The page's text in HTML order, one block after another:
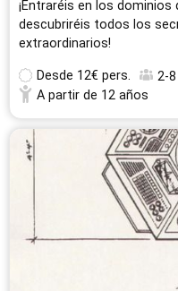
¡Entraréis en los
descubriréis todos los
extraordinarios!
Desde 12€ pers. 2-8
A partir de 12 años